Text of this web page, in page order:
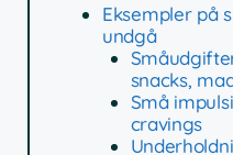
Eksempler på
undgå
snacks,
Små
cravings